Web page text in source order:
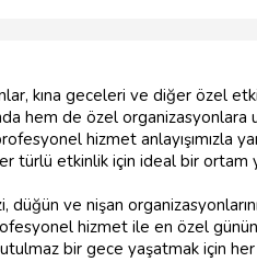
kına geceleri ve diğer özel
hem de özel organizasyonlara
hizmet anlayışımızla
türlü etkinlik için ideal bir ortam
ve nişan
hizmet ile en özel
bir gece yaşatmak için